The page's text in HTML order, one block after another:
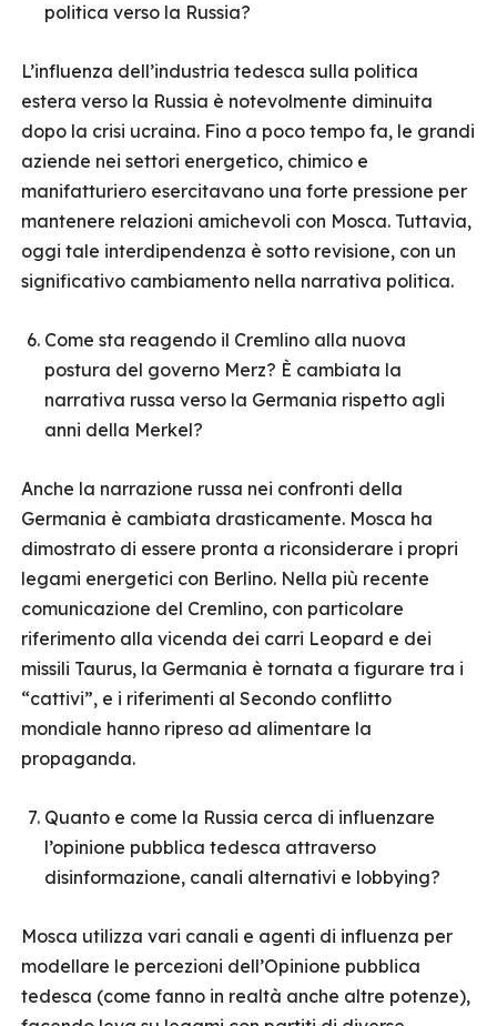
politica verso la Russia?
L’influenza dell’industria tedesca sulla politica
estera verso la Russia è notevolmente diminuita
dopo la crisi ucraina. Fino a poco tempo fa, le grandi
aziende nei settori energetico, chimico e
manifatturiero esercitavano una forte pressione per
mantenere relazioni amichevoli con Mosca. Tuttavia,
oggi tale interdipendenza è sotto revisione, con un
significativo cambiamento nella narrativa politica.
Come sta reagendo il Cremlino alla nuova
postura del governo Merz? È cambiata la
narrativa russa verso la Germania rispetto agli
anni della Merkel?
Anche la narrazione russa nei confronti della
Germania è cambiata drasticamente. Mosca ha
dimostrato di essere pronta a riconsiderare i propri
legami energetici con Berlino. Nella più recente
comunicazione del Cremlino, con particolare
riferimento alla vicenda dei carri Leopard e dei
missili Taurus, la Germania è tornata a figurare tra i
“cattivi”, e i riferimenti al Secondo conflitto
mondiale hanno ripreso ad alimentare la
propaganda.
Quanto e come la Russia cerca di influenzare
l’opinione pubblica tedesca attraverso
disinformazione, canali alternativi e lobbying?
Mosca utilizza vari canali e agenti di influenza per
modellare le percezioni dell’Opinione pubblica
tedesca (come fanno in realtà anche altre potenze),